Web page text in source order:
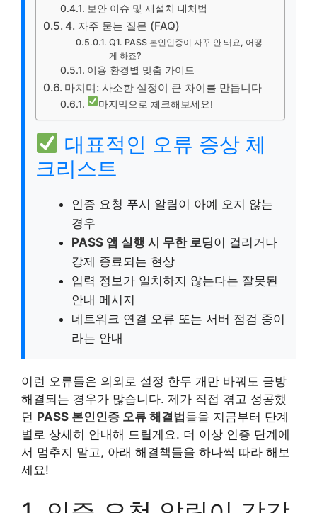
보안 이슈 및 재설치 대처법
4. 자주 묻는 질문 (FAQ)
Q1. PASS 본인인증이 자꾸 안 돼요, 어떻
게 하죠?
이용 환경별 맞춤 가이드
마치며: 사소한 설정이 큰 차이를 만듭니다
마지막으로 체크해보세요!
대표적인 오류 증상 체
크리스트
인증 요청 푸시 알림이 아예 오지 않는
경우
PASS 앱 실행 시 무한 로딩이 걸리거나
강제 종료되는 현상
입력 정보가 일치하지 않는다는 잘못된
안내 메시지
네트워크 연결 오류 또는 서버 점검 중이
라는 안내
이런 오류들은 의외로 설정 한두 개만 바꿔도 금방
해결되는 경우가 많습니다. 제가 직접 겪고 성공했
던 PASS 본인인증 오류 해결법들을 지금부터 단계
별로 상세히 안내해 드릴게요. 더 이상 인증 단계에
서 멈추지 말고, 아래 해결책들을 하나씩 따라 해보
세요!